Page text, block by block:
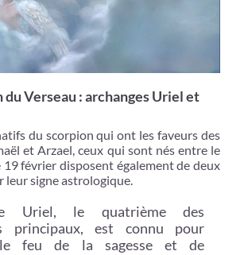
du Verseau : archanges Uriel et
du scorpion qui ont les faveurs des
et Arzael, ceux qui sont nés entre le
février disposent également de deux
leur signe astrologique.
Uriel, le quatrième des
principaux, est connu pour
feu de la sagesse et de